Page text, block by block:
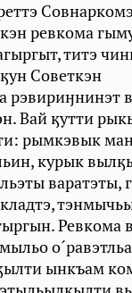
ревкома
титэ
Советкэн
рэвириӈнинэт
Вай ӄутти
рымкэвык
курык
варатэты,
Ревкома
ынкъам